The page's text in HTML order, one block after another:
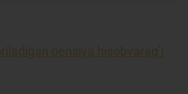
pensiya hisobvarag’i